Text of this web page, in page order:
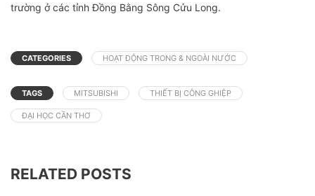
trường ở các tỉnh Đồng Bằng Sông Cửu Long.
CATEGORIES HOẠT ĐỘNG TRONG & NGOÀI NƯỚC
TAGS MITSUBISHI THIẾT BỊ CÔNG GHIỆP
ĐẠI HỌC CẦN THƠ
RELATED POSTS